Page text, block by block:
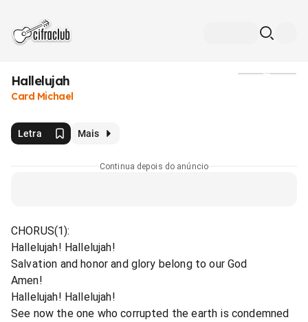
Hallelujah
Card Michael
Letra Mais
Continua depois do anúncio
CHORUS(1):
Hallelujah! Hallelujah!
Salvation and honor and glory belong to our God
Amen!
Hallelujah! Hallelujah!
See now the one who corrupted the earth is condemned